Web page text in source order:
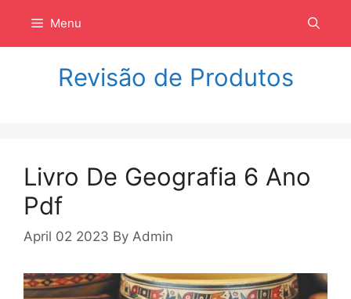
isi
Menu
Revisão de Produtos
Livro De Geografia 6 Ano
Pdf
April 02 2023 By Admin